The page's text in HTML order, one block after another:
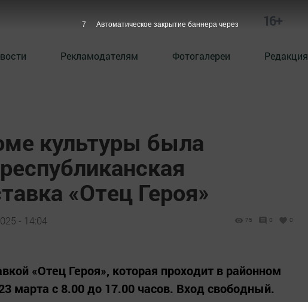
16+
Рекламодателям Фотогалереи Редакция
культуры была
«Отец Героя»
- 14:04 75 0 0
«Отец Героя», которая проходит в районном
марта с 8.00 до 17.00 часов. Вход свободный.
5 Автоматическое закрытие баннера через